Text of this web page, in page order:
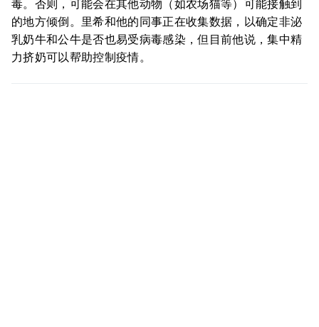
毒。否则，可能会在其他动物（如农场猫等）可能接触到
的地方倾倒。里希和他的同事正在收集数据，以确定非泌
乳奶牛和公牛是否也易受病毒感染，但目前他说，集中精
力挤奶可以帮助控制疫情。